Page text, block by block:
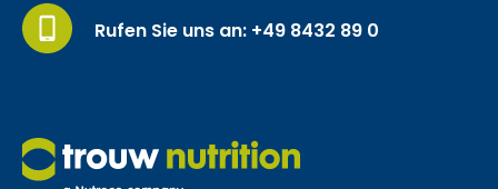
Rufen Sie uns an: +49 8432 89 0